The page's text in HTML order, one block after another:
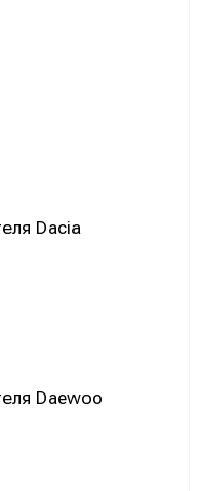
Dacia
Daewoo